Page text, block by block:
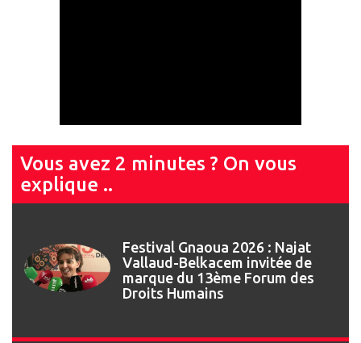
Vous avez 2 minutes ? On vous
explique ..
Festival Gnaoua 2026 : Najat
Vallaud-Belkacem invitée de
marque du 13ème Forum des
Droits Humains